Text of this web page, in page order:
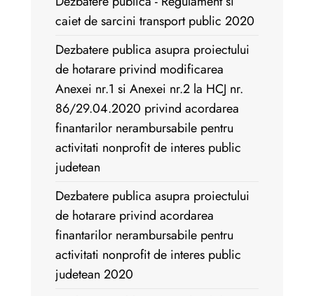
caiet de sarcini transport public 2020
Dezbatere publica asupra proiectului
de hotarare privind modificarea
Anexei nr.1 si Anexei nr.2 la HCJ nr.
86/29.04.2020 privind acordarea
finantarilor nerambursabile pentru
activitati nonprofit de interes public
judetean
Dezbatere publica asupra proiectului
de hotarare privind acordarea
finantarilor nerambursabile pentru
activitati nonprofit de interes public
judetean 2020